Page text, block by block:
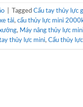
Tagged Cẩu tay thủy lực
tải, cẩu thủy lực mini
, Máy nâng thủy lực
thủy lực mini, Cẩu thủy